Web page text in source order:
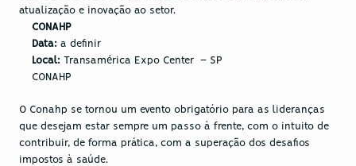
atualização e inovação ao setor.
CONAHP
Data: a definir
Local: Transamérica Expo Center  – SP
CONAHP
O Conahp se tornou um evento obrigatório para as lideranças
que desejam estar sempre um passo à frente, com o intuito de
contribuir, de forma prática, com a superação dos desafios
impostos à saúde.